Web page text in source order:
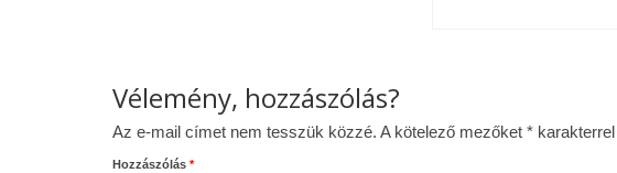
Vélemény, hozzászólás?
Az e-mail címet nem tesszük közzé. A kötelező mezőket *
Hozzászólás *